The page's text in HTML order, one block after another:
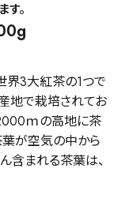
。
界3大紅茶の1つで
地で栽培されてお
ｍの高地に茶
葉が空気の中から
含まれる茶葉は、